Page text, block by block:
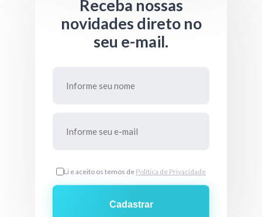
Receba nossas
novidades direto no
seu e-mail.
Li e aceito os temos de Política de Privacidade
Cadastrar